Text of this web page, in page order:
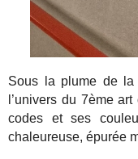
Sous la plume de la
l’univers du 7ème
codes et ses
chaleureuse, épurée